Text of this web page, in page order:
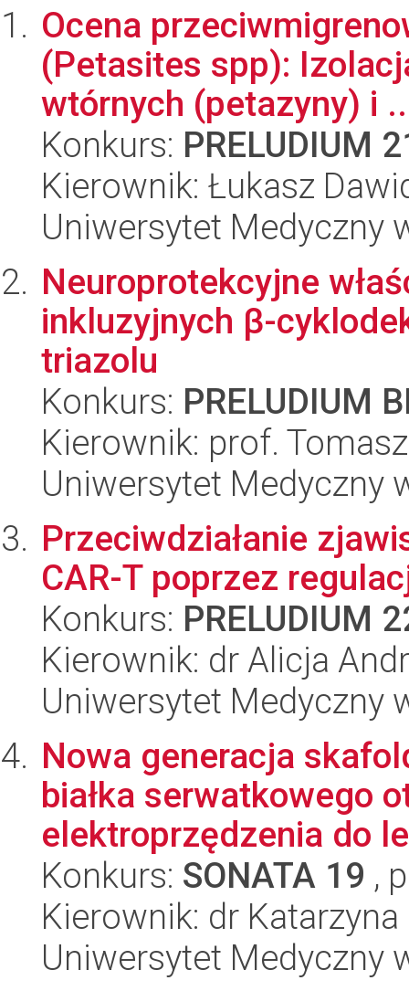
Ocena
(Petasites spp):
wtórnych (petazyny) i
Konkurs: PRELUDIUM
Kierownik: Łukasz
Uniwersytet Medyczny
Neuroprotekcyjne
inkluzyjnych β-
triazolu
Konkurs: PRELUDIUM
Kierownik: prof.
Uniwersytet Medyczny
Przeciwdziałanie
CAR-T poprzez
Konkurs: PRELUDIUM
Kierownik: dr Alicja
Uniwersytet Medyczny
Nowa generacja
białka serwatkowego
elektroprzędzenia do
Konkurs: SONATA 19 ,
Kierownik: dr
Uniwersytet Medyczny